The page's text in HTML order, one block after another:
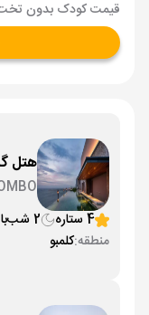
قیمت کودک بدون
هتل
4 ستاره
2 شب
منطقه:کلمبو